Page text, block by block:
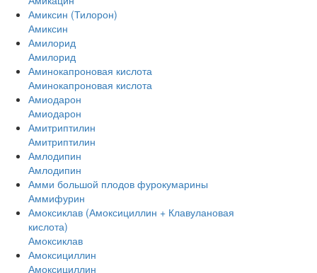
Амиксин (Тилорон)
Амиксин
Амилорид
Амилорид
Аминокапроновая кислота
Аминокапроновая кислота
Амиодарон
Амиодарон
Амитриптилин
Амитриптилин
Амлодипин
Амлодипин
Амми большой плодов фурокумарины
Аммифурин
Амоксиклав (Амоксициллин + Клавулановая
кислота)
Амоксиклав
Амоксициллин
Амоксициллин